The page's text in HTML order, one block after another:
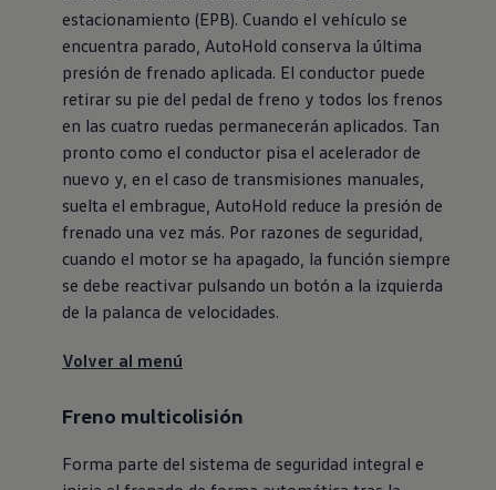
estacionamiento (EPB). Cuando el vehículo se
encuentra parado, AutoHold conserva la última
presión de frenado aplicada. El conductor puede
retirar su pie del pedal de freno y todos los frenos
en las cuatro ruedas permanecerán aplicados. Tan
pronto como el conductor pisa el acelerador de
nuevo y, en el caso de transmisiones manuales,
suelta el embrague, AutoHold reduce la presión de
frenado una vez más. Por razones de seguridad,
cuando el motor se ha apagado, la función siempre
se debe reactivar pulsando un botón a la izquierda
de la palanca de velocidades.
Volver al menú
Freno multicolisión
Forma parte del sistema de seguridad integral e